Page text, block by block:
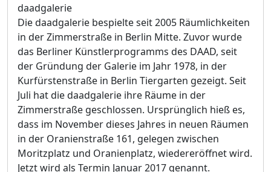
daadgalerie
Die daadgalerie bespielte seit 2005 Räumlichkeiten
in der Zimmerstraße in Berlin Mitte. Zuvor wurde
das Berliner Künstlerprogramms des DAAD, seit
der Gründung der Galerie im Jahr 1978, in der
Kurfürstenstraße in Berlin Tiergarten gezeigt. Seit
Juli hat die daadgalerie ihre Räume in der
Zimmerstraße geschlossen. Ursprünglich hieß es,
dass im November dieses Jahres in neuen Räumen
in der Oranienstraße 161, gelegen zwischen
Moritzplatz und Oranienplatz, wiedereröffnet wird.
Jetzt wird als Termin Januar 2017 genannt.